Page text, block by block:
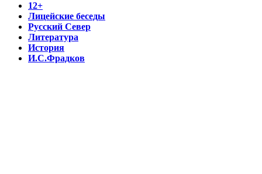
12+
Лицейские беседы
Русский Север
Литература
История
И.С.Фрадков